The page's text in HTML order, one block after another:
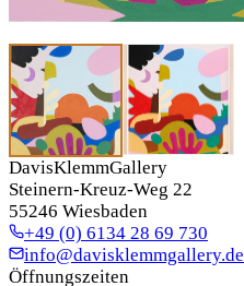
DavisKlemmGallery
Steinern-Kreuz-Weg 22
55246 Wiesbaden
+49 (0) 6134 28 69 730
info@davisklemmgallery.de
Öffnungszeiten